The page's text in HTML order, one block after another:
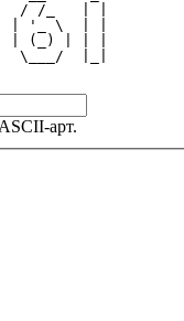
/ /_   | |
| '_ \  | |
| (_) | | |
\___/  |_|
арт.